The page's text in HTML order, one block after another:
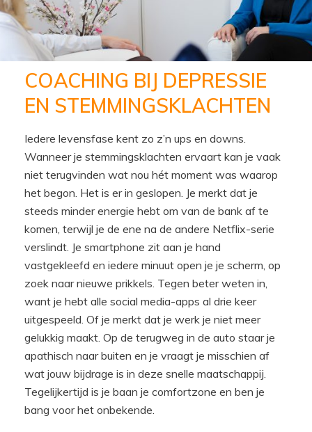
COACHING BIJ DEPRESSIE
EN STEMMINGSKLACHTEN
Iedere levensfase kent zo z’n ups en downs.
Wanneer je stemmingsklachten ervaart kan je vaak
niet terugvinden wat nou hét moment was waarop
het begon. Het is er in geslopen. Je merkt dat je
steeds minder energie hebt om van de bank af te
komen, terwijl je de ene na de andere Netflix-serie
verslindt. Je smartphone zit aan je hand
vastgekleefd en iedere minuut open je je scherm, op
zoek naar nieuwe prikkels. Tegen beter weten in,
want je hebt alle social media-apps al drie keer
uitgespeeld. Of je merkt dat je werk je niet meer
gelukkig maakt. Op de terugweg in de auto staar je
apathisch naar buiten en je vraagt je misschien af
wat jouw bijdrage is in deze snelle maatschappij.
Tegelijkertijd is je baan je comfortzone en ben je
bang voor het onbekende.